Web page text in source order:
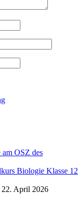
am OSZ des
Biologie Klasse 12
22. April 2026